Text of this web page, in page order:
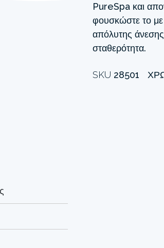
PureSpa και
φουσκώστε το με
απόλυτης
σταθερότητα.
SKU 28501